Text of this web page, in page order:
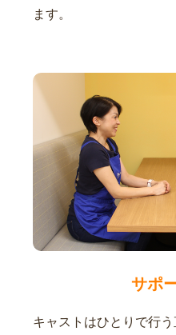
ます。
サポ
キャストはひとりで行